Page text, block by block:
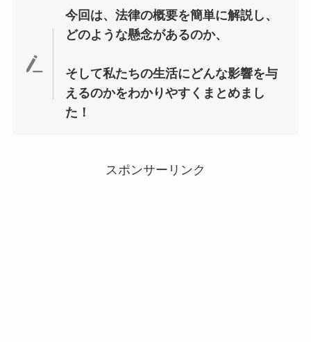
今回は、法律の概要を簡単に解説し、
どのような懸念があるのか、
そして私たちの生活にどんな影響を与
えるのかをわかりやすくまとめまし
た！
スポンサーリンク